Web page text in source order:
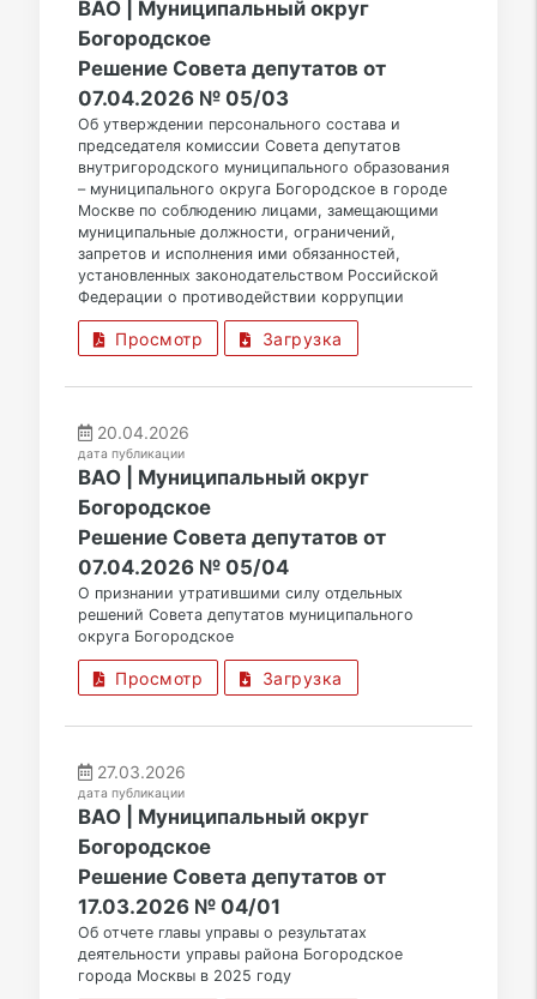
ВАО | Муниципальный округ
Богородское
Решение Совета депутатов от
07.04.2026 № 05/03
Об утверждении персонального состава и
председателя комиссии Совета депутатов
внутригородского муниципального образования
– муниципального округа Богородское в городе
Москве по соблюдению лицами, замещающими
муниципальные должности, ограничений,
запретов и исполнения ими обязанностей,
установленных законодательством Российской
Федерации о противодействии коррупции
Просмотр Загрузка
20.04.2026
дата публикации
ВАО | Муниципальный округ
Богородское
Решение Совета депутатов от
07.04.2026 № 05/04
О признании утратившими силу отдельных
решений Совета депутатов муниципального
округа Богородское
Просмотр Загрузка
27.03.2026
дата публикации
ВАО | Муниципальный округ
Богородское
Решение Совета депутатов от
17.03.2026 № 04/01
Об отчете главы управы о результатах
деятельности управы района Богородское
города Москвы в 2025 году